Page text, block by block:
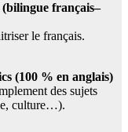
français–
le français.
(100 % en anglais)
des sujets
culture…).